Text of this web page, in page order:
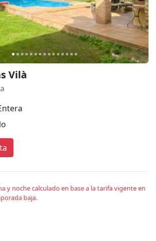
Vilà
y noche calculado en base a la tarifa vigente en
baja.